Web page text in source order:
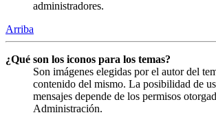
administradores.
Arriba
¿Qué son los iconos para los temas?
Son imágenes elegidas por el autor del
contenido del mismo. La posibilidad de
mensajes depende de los permisos
Administración.